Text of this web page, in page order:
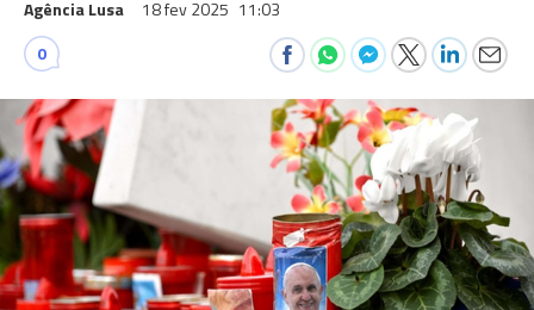
Agência Lusa 18 fev 2025 11:03
0